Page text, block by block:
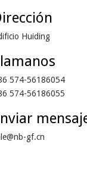
Huiding
574-56186054
574-56186055
gf.cn